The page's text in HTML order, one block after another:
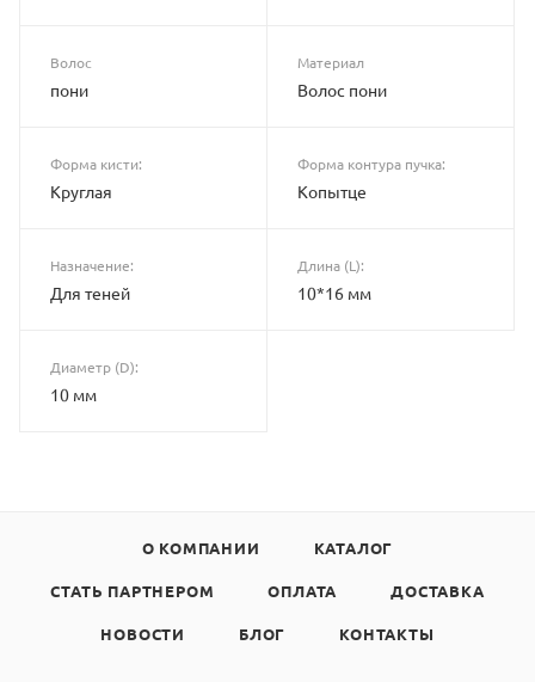
Волос
пони
Материал
Волос пони
Форма кисти:
Круглая
Форма контура пучка:
Копытце
Назначение:
Для теней
Длина (L):
10*16 мм
Диаметр (D):
10 мм
О КОМПАНИИ КАТАЛОГ
СТАТЬ ПАРТНЕРОМ ОПЛАТА ДОСТАВКА
НОВОСТИ БЛОГ КОНТАКТЫ